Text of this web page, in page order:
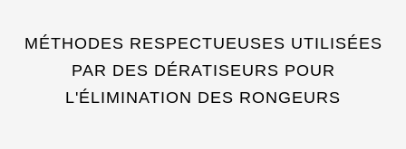
MÉTHODES RESPECTUEUSES UTILISÉES
PAR DES DÉRATISEURS POUR
L'ÉLIMINATION DES RONGEURS